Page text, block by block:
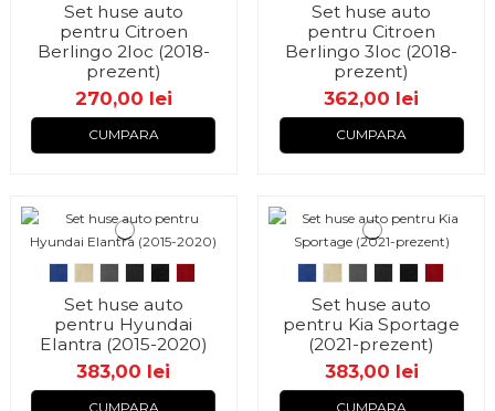
Set huse auto
pentru Citroen
Berlingo 2loc (2018-
prezent)
270,00 lei
CUMPARA
Set huse auto
pentru Citroen
Berlingo 3loc (2018-
prezent)
362,00 lei
CUMPARA
Set huse auto
pentru Hyundai
Elantra (2015-2020)
383,00 lei
CUMPARA
Set huse auto
pentru Kia Sportage
(2021-prezent)
383,00 lei
CUMPARA